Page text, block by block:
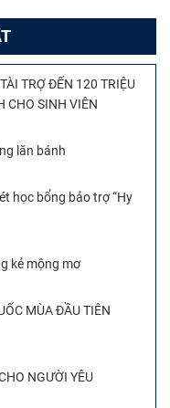
TRỢ ĐẾN 120 TRIỆU
CHO SINH VIÊN
lăn bánh
học bổng bảo trợ “Hy
kẻ mộng mơ
MÙA ĐẦU TIÊN
NGƯỜI YÊU